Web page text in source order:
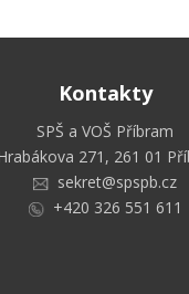
Kontakty
SPŠ a VOŠ Příbram
271, 261 01
sekret@spspb.cz
+420 326 551 611